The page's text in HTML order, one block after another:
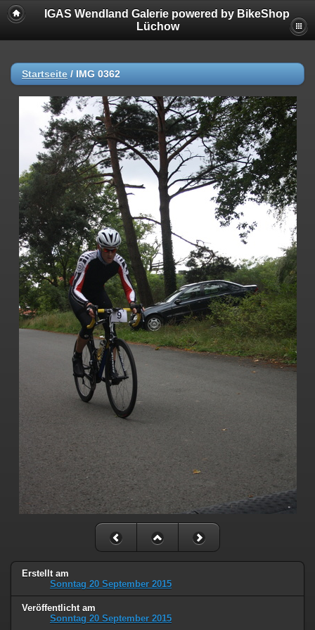
IGAS Wendland Galerie powered by BikeShop
Lüchow
Startseite / IMG 0362
Erstellt am
Sonntag 20 September 2015
Veröffentlicht am
Sonntag 20 September 2015